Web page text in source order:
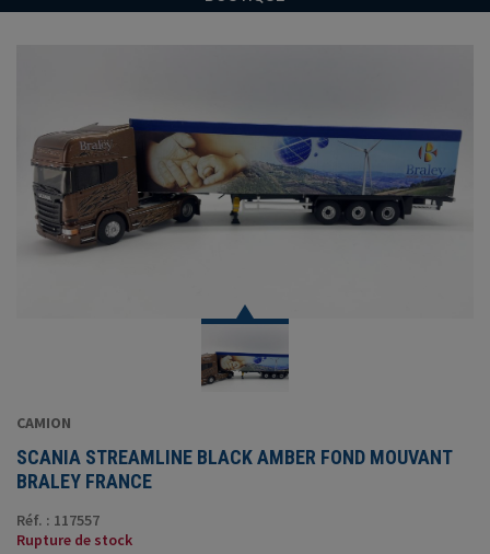
CAMION
SCANIA STREAMLINE BLACK AMBER FOND MOUVANT
BRALEY FRANCE
Réf. : 117557
Rupture de stock